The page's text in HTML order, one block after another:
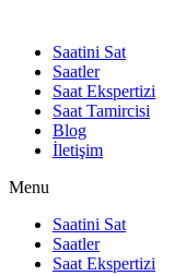
Saatini Sat
Saatler
Saat Ekspertizi
Saat Tamircisi
Blog
İletişim
Menu
Saatini Sat
Saatler
Saat Ekspertizi